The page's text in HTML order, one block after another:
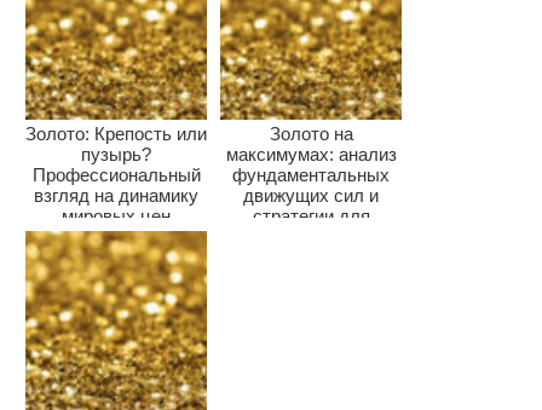
Золото: Крепость или
пузырь?
Профессиональный
взгляд на динамику
мировых цен
Золото на
максимумах: анализ
фундаментальных
движущих сил и
стратегии для